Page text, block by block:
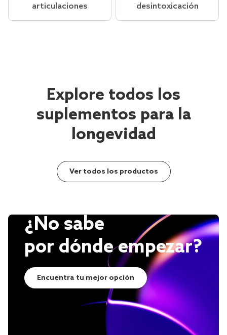
articulaciones
desintoxicación
Explore todos los
suplementos para la
longevidad
Ver todos los productos
¿No sabe
por dónde empezar?
Encuentra tu mejor opción